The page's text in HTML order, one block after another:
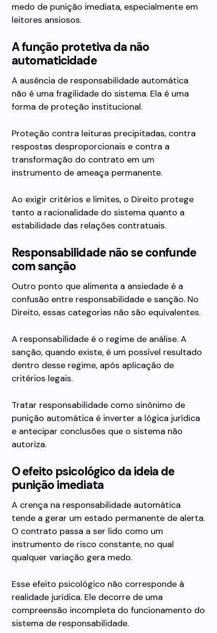
medo de punição imediata, especialmente em
leitores ansiosos.
A função protetiva da não
automaticidade
A ausência de responsabilidade automática
não é uma fragilidade do sistema. Ela é uma
forma de proteção institucional.
Proteção contra leituras precipitadas, contra
respostas desproporcionais e contra a
transformação do contrato em um
instrumento de ameaça permanente.
Ao exigir critérios e limites, o Direito protege
tanto a racionalidade do sistema quanto a
estabilidade das relações contratuais.
Responsabilidade não se confunde
com sanção
Outro ponto que alimenta a ansiedade é a
confusão entre responsabilidade e sanção. No
Direito, essas categorias não são equivalentes.
A responsabilidade é o regime de análise. A
sanção, quando existe, é um possível resultado
dentro desse regime, após aplicação de
critérios legais.
Tratar responsabilidade como sinônimo de
punição automática é inverter a lógica jurídica
e antecipar conclusões que o sistema não
autoriza.
O efeito psicológico da ideia de
punição imediata
A crença na responsabilidade automática
tende a gerar um estado permanente de alerta.
O contrato passa a ser lido como um
instrumento de risco constante, no qual
qualquer variação gera medo.
Esse efeito psicológico não corresponde à
realidade jurídica. Ele decorre de uma
compreensão incompleta do funcionamento do
sistema de responsabilidade.